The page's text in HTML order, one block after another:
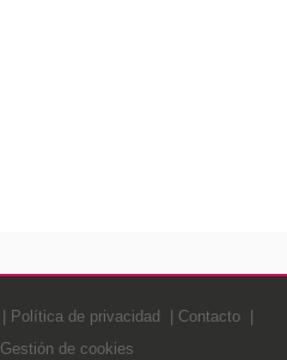
Política de privacidad
Contacto
Gestión de cookies